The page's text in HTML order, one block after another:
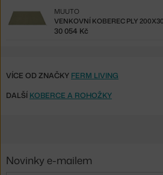
VENKOVNÍ KOBEREC PLY
MUUTO
30 054 Kč
VÍCE OD ZNAČKY FERM LIVING
DALŠÍ KOBERCE A ROHOŽKY
Novinky e-mailem